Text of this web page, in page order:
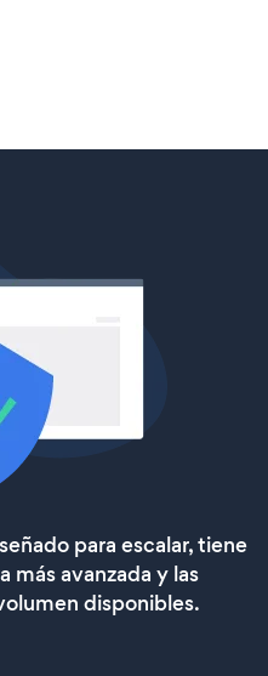
para escalar, tiene
más avanzada y las
disponibles.